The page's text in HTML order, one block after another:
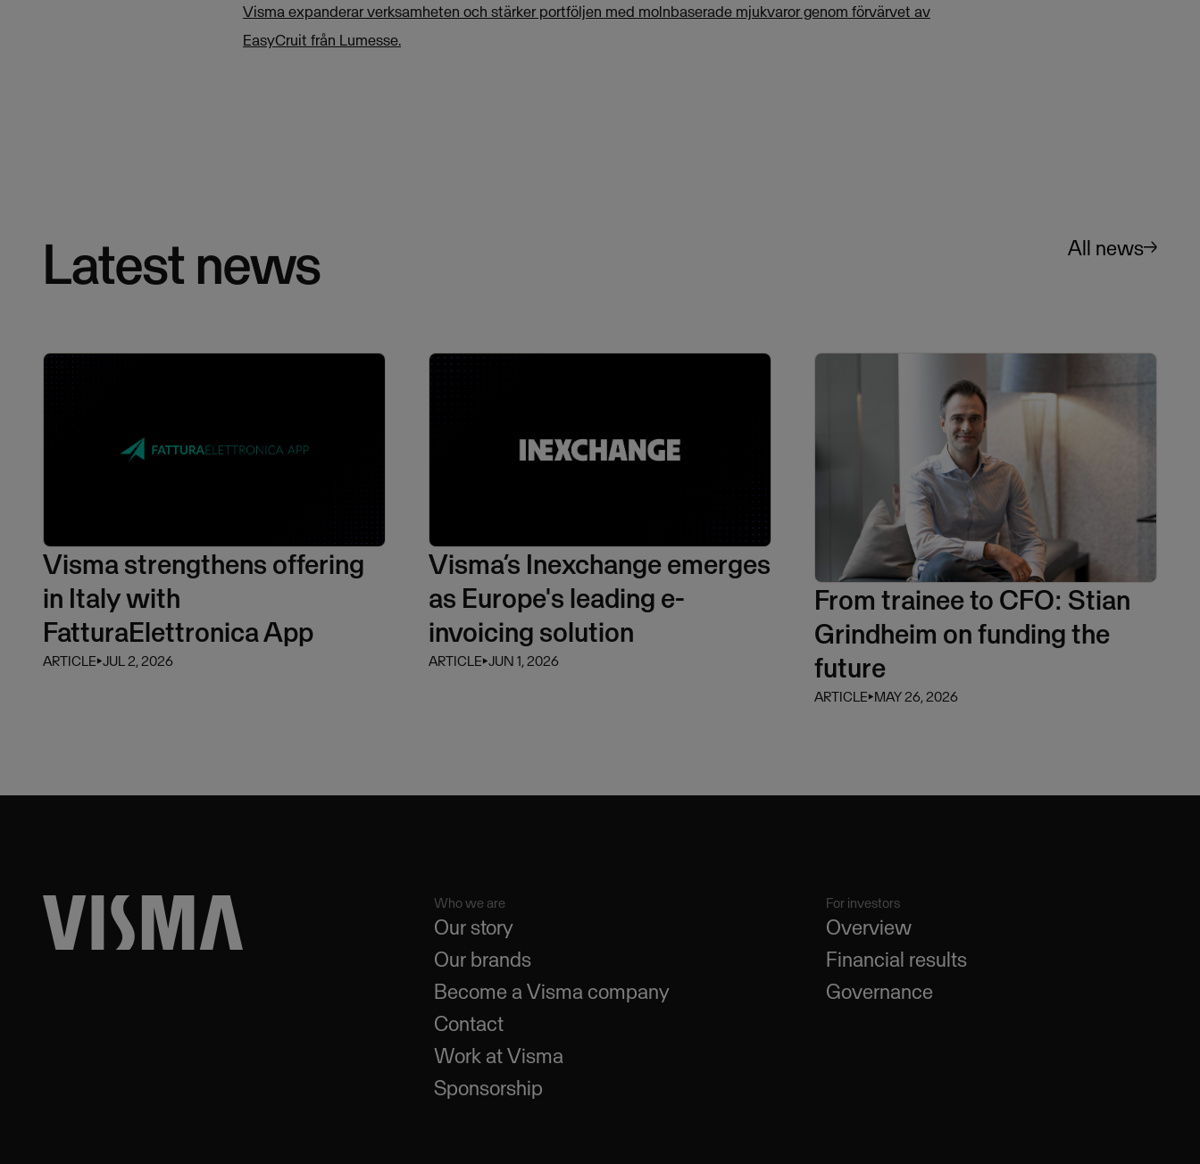
Visma expanderar verksamheten och stärker portföljen med molnbaserade mjukvaror genom förvärvet av
EasyCruit från Lumesse.
Latest news All news
Visma strengthens offering
in Italy with
FatturaElettronica App
ARTICLE⏵JUL 2, 2026
Visma’s Inexchange emerges
as Europe's leading e-
invoicing solution
ARTICLE⏵JUN 1, 2026
From trainee to CFO: Stian
Grindheim on funding the
future
ARTICLE⏵MAY 26, 2026
Who we are
Our story
Our brands
Become a Visma company
Contact
Work at Visma
Sponsorship
For investors
Overview
Financial results
Governance